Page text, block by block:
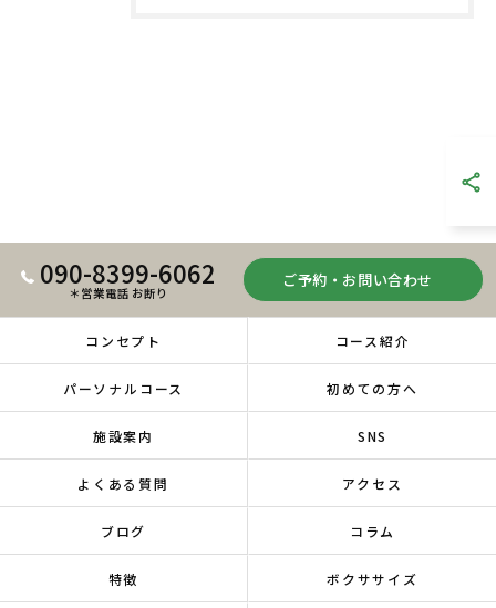
090-8399-6062
＊営業電話 お断り
ご予約・お問い合わせ
コンセプト コース紹介
パーソナルコース 初めての方へ
施設案内 SNS
よくある質問 アクセス
ブログ コラム
特徴 ボクササイズ